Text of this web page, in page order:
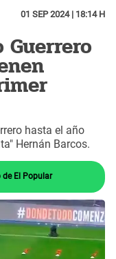
01 SEP 2024 | 18:14 H
Guerrero
hasta el año
Hernán Barcos.
El Popular